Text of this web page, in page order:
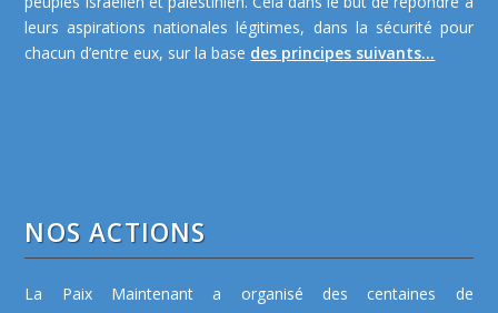
leurs aspirations nationales légitimes, dans la sécurité pour
chacun d’entre eux, sur la base des principes suivants...
NOS ACTIONS
La Paix Maintenant a organisé des centaines de